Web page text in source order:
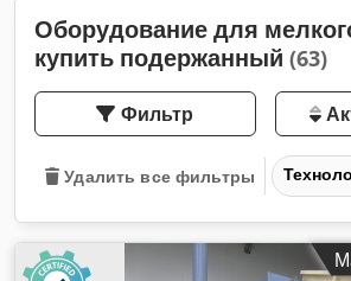
Оборудование для
купить подержанный (63)
Фильтр
Удалить все фильтры